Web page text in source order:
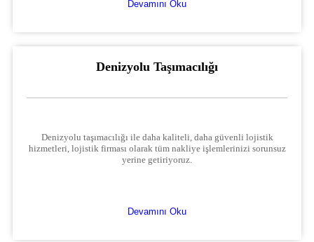
Devamını Oku
Denizyolu Taşımacılığı
Denizyolu taşımacılığı ile daha kaliteli, daha güvenli lojistik
hizmetleri, lojistik firması olarak tüm nakliye işlemlerinizi sorunsuz
yerine getiriyoruz.
Devamını Oku